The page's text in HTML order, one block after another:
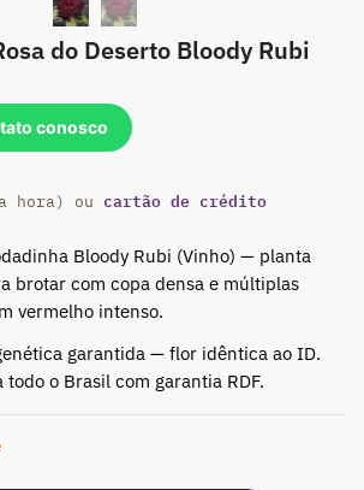
do Deserto Bloody Rubi
conosco
hora) ou cartão de crédito
Bloody Rubi (Vinho) — planta
brotar com copa densa e múltiplas
vermelho intenso.
garantida — flor idêntica ao ID.
todo o Brasil com garantia RDF.